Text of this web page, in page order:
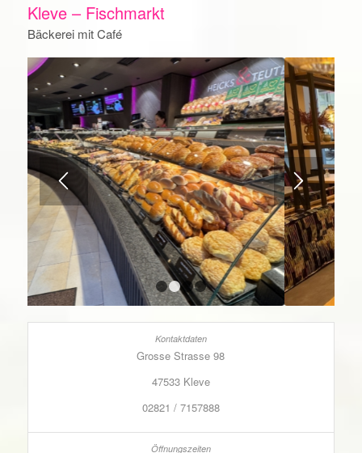
Kleve – Fischmarkt
Bäckerei mit Café
1 2 4
Grosse Strasse 98
47533 Kleve
02821 / 7157888